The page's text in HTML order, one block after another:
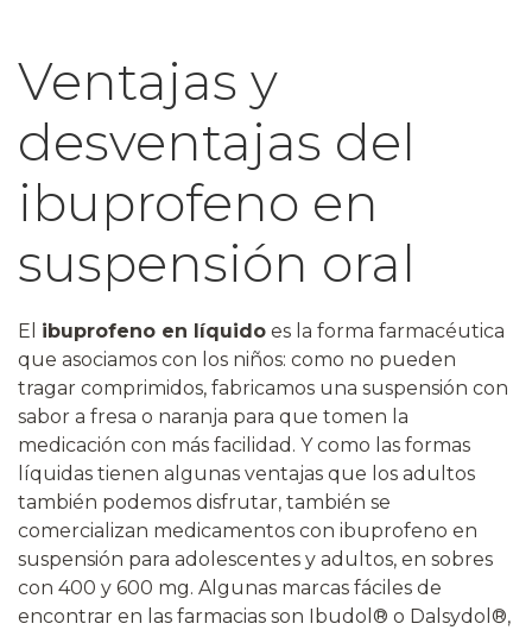
Ventajas y
desventajas del
ibuprofeno en
suspensión oral
El ibuprofeno en líquido es la forma farmacéutica
que asociamos con los niños: como no pueden
tragar comprimidos, fabricamos una suspensión con
sabor a fresa o naranja para que tomen la
medicación con más facilidad. Y como las formas
líquidas tienen algunas ventajas que los adultos
también podemos disfrutar, también se
comercializan medicamentos con ibuprofeno en
suspensión para adolescentes y adultos, en sobres
con 400 y 600 mg. Algunas marcas fáciles de
encontrar en las farmacias son Ibudol® o Dalsydol®,